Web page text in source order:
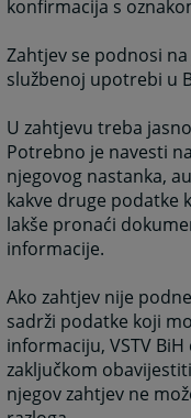
konfirmacija s
Zahtjev se podnosi
službenoj upotrebi u
U zahtjevu treba
Potrebno je navesti
njegovog nastanka,
kakve druge podatke
lakše pronaći
informacije.
Ako zahtjev nije
sadrži podatke koji
informaciju, VSTV
zaključkom
njegov zahtjev ne